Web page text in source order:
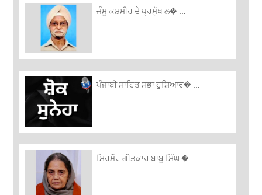
ਜੰਮੂ ਕਸ਼ਮੀਰ ਦੇ ਪ੍ਰਮੁੱਖ ਲ� ...
ਪੰਜਾਬੀ ਸਾਹਿਤ ਸਭਾ ਹੁਸ਼ਿਆਰ� ...
ਸਿਰਮੌਰ ਗੀਤਕਾਰ ਬਾਬੂ ਸਿੰਘ � ...